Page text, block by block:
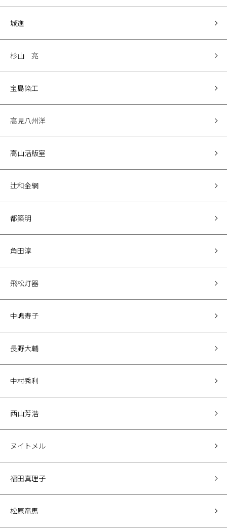
城進
杉山 亮
宝島染工
高見八州洋
高山活版室
辻和金網
都築明
角田淳
飛松灯器
中嶋寿子
長野大輔
中村秀利
西山芳浩
ヌイトメル
福田真理子
松原竜馬